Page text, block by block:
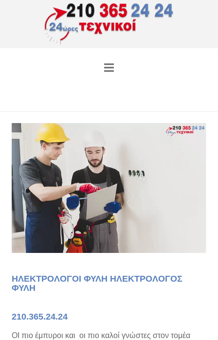
ΗΛΕΚΤΡΟΛΟΓΟΙ ΦΥΛΗ ΗΛΕΚΤΡΟΛΟΓΟΣ
ΦΥΛΗ
210.365.24.24
ΟΙ πιο έμπυροι και οι πιο καλοί γνώστες στον τομέα